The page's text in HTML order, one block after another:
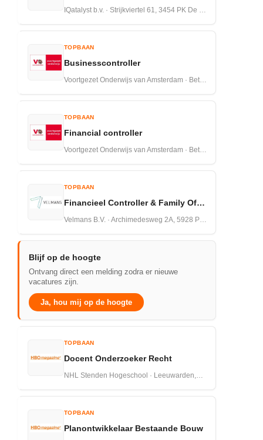
IQatalyst b.v. · Strijkviertel 61, 3454 PK De Meern · 27-07-2026
TOPBAAN
Businesscontroller
Voortgezet Onderwijs van Amsterdam · Betuwestraat 27 1079 PR Amsterdam · 16-07-2026
TOPBAAN
Financial controller
Voortgezet Onderwijs van Amsterdam · Betuwestraat 27 1079 PR Amsterdam · 16-07-2026
TOPBAAN
Financieel Controller & Family Officer
Velmans B.V. · Archimedesweg 2A, 5928 PP Venlo · 13-07-2026
Blijf op de hoogte
Ontvang direct een melding zodra er nieuwe
vacatures zijn.
Ja, hou mij op de hoogte
TOPBAAN
Docent Onderzoeker Recht
NHL Stenden Hogeschool · Leeuwarden,Nederland · 18-06-2026
TOPBAAN
Planontwikkelaar Bestaande Bouw